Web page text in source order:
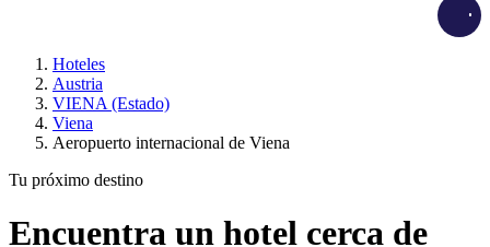
Hoteles
Austria
VIENA (Estado)
Viena
Aeropuerto internacional de Viena
Tu próximo destino
Encuentra un hotel cerca de